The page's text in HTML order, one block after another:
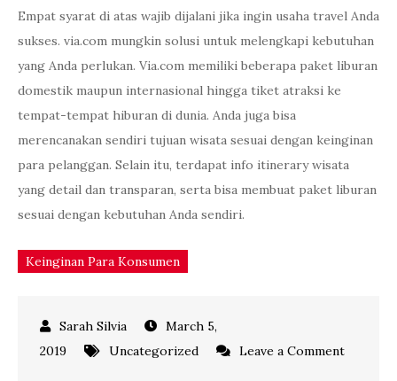
Empat syarat di atas wajib dijalani jika ingin usaha travel Anda
sukses. via.com mungkin solusi untuk melengkapi kebutuhan
yang Anda perlukan. Via.com memiliki beberapa paket liburan
domestik maupun internasional hingga tiket atraksi ke
tempat-tempat hiburan di dunia. Anda juga bisa
merencanakan sendiri tujuan wisata sesuai dengan keinginan
para pelanggan. Selain itu, terdapat info itinerary wisata
yang detail dan transparan, serta bisa membuat paket liburan
sesuai dengan kebutuhan Anda sendiri.
Keinginan Para Konsumen
March 5,
2019
Uncategorized
Leave a Comment